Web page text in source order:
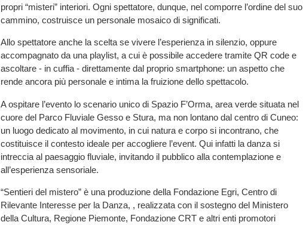
propri “misteri” interiori. Ogni spettatore, dunque, nel comporre l’ordine del suo
cammino, costruisce un personale mosaico di significati.
Allo spettatore anche la scelta se vivere l’esperienza in silenzio, oppure
accompagnato da una playlist, a cui è possibile accedere tramite QR code e
ascoltare - in cuffia - direttamente dal proprio smartphone: un aspetto che
rende ancora più personale e intima la fruizione dello spettacolo.
A ospitare l’evento lo scenario unico di Spazio F’Orma, area verde situata nel
cuore del Parco Fluviale Gesso e Stura, ma non lontano dal centro di Cuneo:
un luogo dedicato al movimento, in cui natura e corpo si incontrano, che
costituisce il contesto ideale per accogliere l’event. Qui infatti la danza si
intreccia al paesaggio fluviale, invitando il pubblico alla contemplazione e
all’esperienza sensoriale.
“Sentieri del mistero” è una produzione della Fondazione Egri, Centro di
Rilevante Interesse per la Danza, , realizzata con il sostegno del Ministero
della Cultura, Regione Piemonte, Fondazione CRT e altri enti promotori